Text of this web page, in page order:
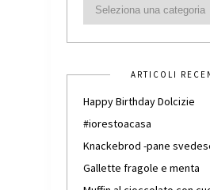
ARTICOLI
Happy Birthday Dolcizie
#iorestoacasa
Knackebrod -pane
Gallette fragole e menta